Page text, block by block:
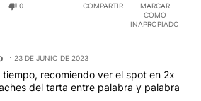
0 COMPARTIR
MARCAR
COMO
INAPROPIADO
23 DE JUNIO DE 2023
recomiendo ver el spot en 2x
del tarta entre palabra y palabra